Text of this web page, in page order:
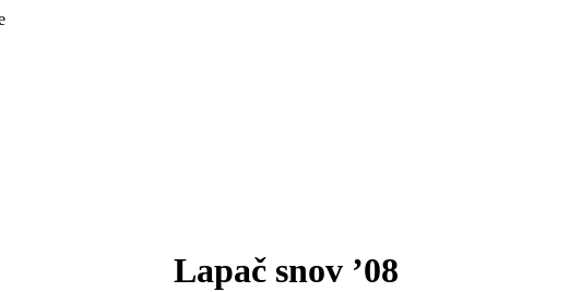
Lapač snov ’08